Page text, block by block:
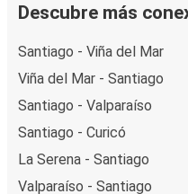
Descubre más
Santiago - Viña del Mar
Viña del Mar - Santiago
Santiago - Valparaíso
Santiago - Curicó
La Serena - Santiago
Valparaíso - Santiago